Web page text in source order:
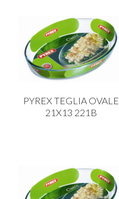
PYREX TEGLIA OVALE
21X13 221B